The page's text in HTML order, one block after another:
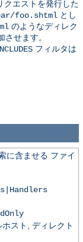
クエストを発行した
foo.shtml とし
のようなディレク
せます。
フィルタは
に含ませる ファイ
スト, ディレクト